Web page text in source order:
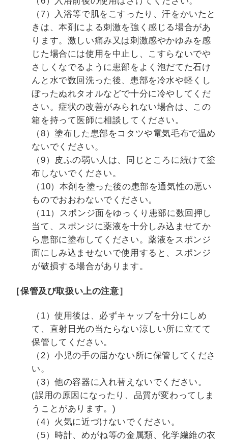
（7）入浴等で肌をこすったり、汗をかいたと
きは、本剤による刺激を強く感じる場合があ
ります。激しい痛み又は刺激感やかゆみを感
じた場合には使用を中止し、こすらないでや
さしくなでるように患部をよく泡だてた石け
んと水で数回洗った後、患部を冷水や軽くし
ぼったぬれタオルなどで十分に冷やしてくだ
さい。症状の改善がみられない場合は、この
箱を持って医師に相談してください。
（8）塗布した患部をコタツや電気毛布で温め
ないでください。
（9）皮ふの弱い人は、同じところに続けて塗
布しないでください。
（10）本剤を塗った後の患部を通気性の悪い
ものでおおわないでください。
（11）スポンジ面をゆっくり患部に数回押し
当て、スポンジに薬液を十分しみ込ませてか
ら患部に塗布してください。薬液をスポンジ
面にしみ込ませないで使用すると、スポンジ
が破損する場合があります。
［保管及び取扱い上の注意］
（1）使用後は、必ずキャップを十分にしめ
て、直射日光の当たらない涼しい所に立てて
保管してください。
（2）小児の手の届かない所に保管してくださ
い。
（3）他の容器に入れ替えないでください。
(誤用の原因になったり、品質が変わってしま
うことがあります。)
（4）火気に近づけないでください。
（5）時計、めがね等の金属類、化学繊維の衣